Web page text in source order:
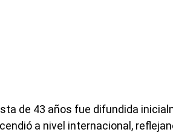
de 43 años fue difundida
a nivel internacional,